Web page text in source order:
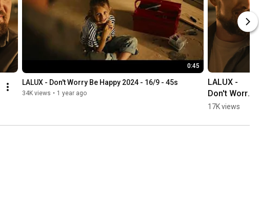
0:45
LALUX - Don't Worry Be Happy 2024 - 16/9 - 45s
34K views • 1 year ago
LALUX -
Don't Worry
Be Happy
15s
17K views